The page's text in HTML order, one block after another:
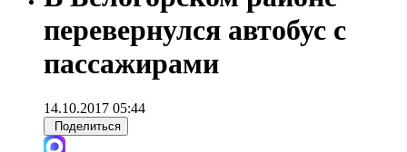
перевернулся автобус с
пассажирами
14.10.2017 05:44
Поделиться